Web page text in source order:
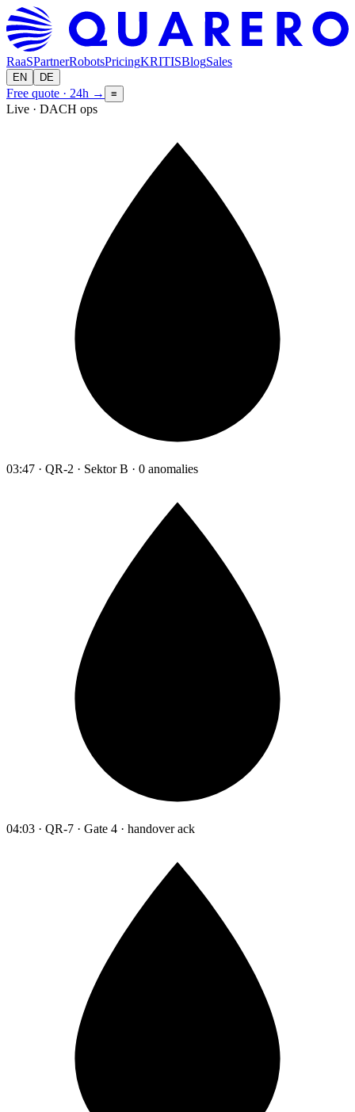
RaaSPartnerRobotsPricingKRITISBlogSales
EN DE
Free quote · 24h → ≡
Live · DACH ops
03:47 · QR-2 · Sektor B · 0 anomalies
04:03 · QR-7 · Gate 4 · handover ack